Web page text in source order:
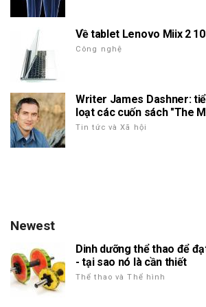
Về tablet Lenovo Miix 2 10
Công nghệ
Writer James Dashner:
loạt các cuốn sách "The
Tin tức và Xã hội
Newest
Dinh dưỡng thể thao để
- tại sao nó là cần thiết
Thể thao và Thể hình